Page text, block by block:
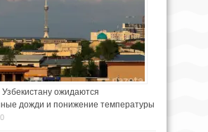
ожидаются
дожди и понижение температуры